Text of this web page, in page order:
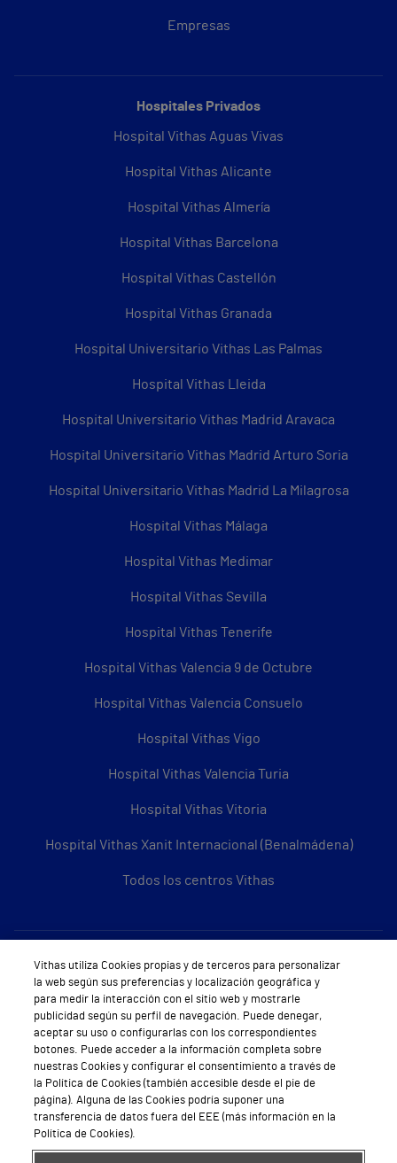
Empresas
Hospitales Privados
Hospital Vithas Aguas Vivas
Hospital Vithas Alicante
Hospital Vithas Almería
Hospital Vithas Barcelona
Hospital Vithas Castellón
Hospital Vithas Granada
Hospital Universitario Vithas Las Palmas
Hospital Vithas Lleida
Hospital Universitario Vithas Madrid Aravaca
Hospital Universitario Vithas Madrid Arturo Soria
Hospital Universitario Vithas Madrid La Milagrosa
Hospital Vithas Málaga
Hospital Vithas Medimar
Hospital Vithas Sevilla
Hospital Vithas Tenerife
Hospital Vithas Valencia 9 de Octubre
Hospital Vithas Valencia Consuelo
Hospital Vithas Vigo
Hospital Vithas Valencia Turia
Hospital Vithas Vitoria
Hospital Vithas Xanit Internacional (Benalmádena)
Todos los centros Vithas
Sobre Vithas
Quiénes somos
Trabajar en Vithas
Teléfono Cita Médica
Teléfono Atención al Cliente
Política de seguridad y salud en el trabajo
Vithas utiliza Cookies propias y de terceros para personalizar
la web según sus preferencias y localización geográfica y
para medir la interacción con el sitio web y mostrarle
publicidad según su perfil de navegación. Puede denegar,
aceptar su uso o configurarlas con los correspondientes
botones. Puede acceder a la información completa sobre
nuestras Cookies y configurar el consentimiento a través de
la Política de Cookies (también accesible desde el pie de
página). Alguna de las Cookies podría suponer una
transferencia de datos fuera del EEE (más información en la
Política de Cookies).